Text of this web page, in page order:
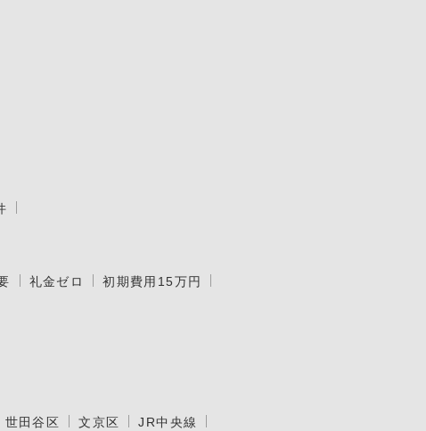
礼金ゼロ
初期費用15万円
世田谷区 文京区
JR中央線